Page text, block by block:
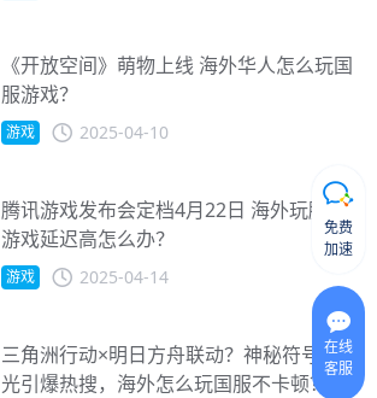
《开放空间》萌物上线 海外华人怎么玩国
服游戏？
游戏 2025-04-10
腾讯游戏发布会定档4月22日 海外玩腾讯
游戏延迟高怎么办？
游戏 2025-04-14
三角洲行动×明日方舟联动？神秘符号曝
光引爆热搜，海外怎么玩国服不卡顿？
免费
加速
在线
客服